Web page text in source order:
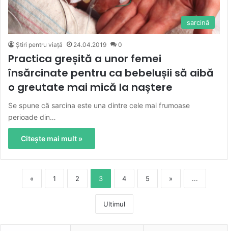
sarcină
Știri pentru viață 24.04.2019 0
Practica greșită a unor femei
însărcinate pentru ca bebelușii să aibă
o greutate mai mică la naștere
Se spune că sarcina este una dintre cele mai frumoase
perioade din…
Citește mai mult »
« 1 2 3 4 5 » ...
Ultimul